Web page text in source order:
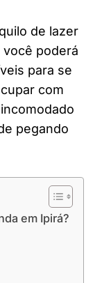
de lazer
poderá
para se
com
pegando
em Ipirá?